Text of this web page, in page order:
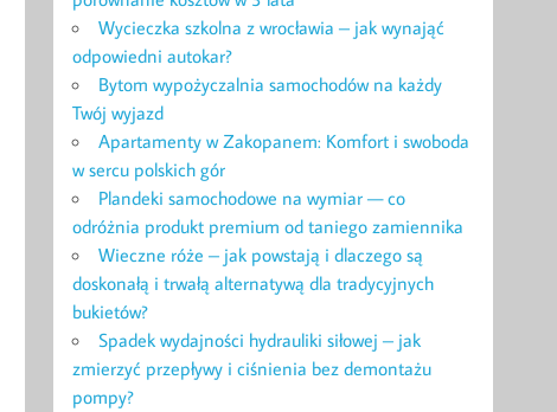
Wycieczka szkolna z wrocławia – jak wynająć
odpowiedni autokar?
Bytom wypożyczalnia samochodów na każdy
Twój wyjazd
Apartamenty w Zakopanem: Komfort i swoboda
w sercu polskich gór
Plandeki samochodowe na wymiar — co
odróżnia produkt premium od taniego zamiennika
Wieczne róże – jak powstają i dlaczego są
doskonałą i trwałą alternatywą dla tradycyjnych
bukietów?
Spadek wydajności hydrauliki siłowej – jak
zmierzyć przepływy i ciśnienia bez demontażu
pompy?